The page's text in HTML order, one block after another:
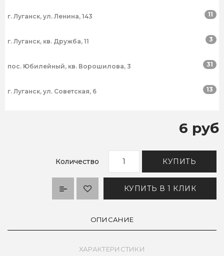
г. Луганск, ул. Ленина, 143 11
г. Луганск, кв. Дружба, 11 3
пос. Юбилейный, кв. Ворошилова, 3 31
г. Луганск, ул. Советская, 6 13
6 руб
Количество КУПИТЬ
КУПИТЬ В 1 КЛИК
ОПИСАНИЕ
ХАРАКТЕРИСТИКИ